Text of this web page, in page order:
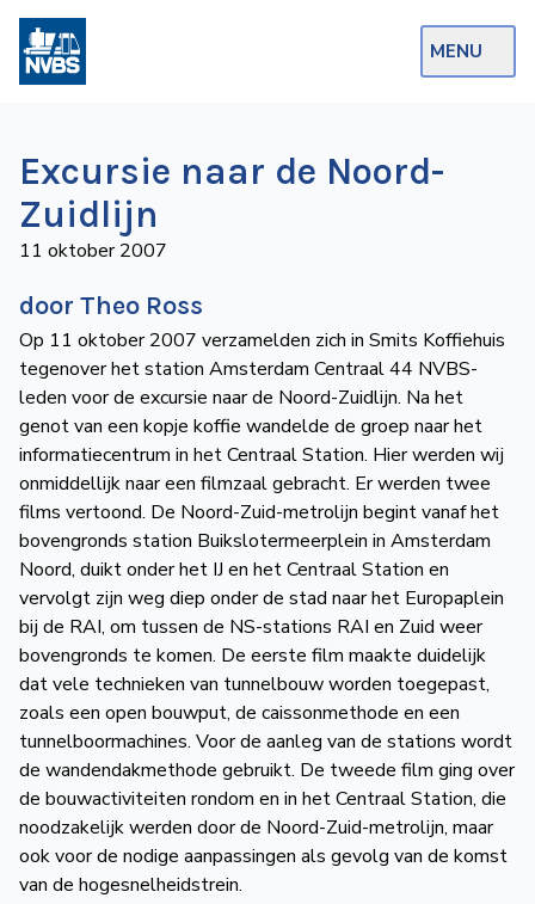
MENU
Op de Rails
NVBS Actueel
Excursies
Actueel
Ons
aanbod
Over
de
NVBS
Wegwijzer
Mijn
NVBS
Excursie naar de Noord-
Zuidlijn
11 oktober 2007
door Theo Ross
Op 11 oktober 2007 verzamelden zich in Smits Koffiehuis
tegenover het station Amsterdam Centraal 44 NVBS-
leden voor de excursie naar de Noord-Zuidlijn. Na het
genot van een kopje koffie wandelde de groep naar het
informatiecentrum in het Centraal Station. Hier werden wij
onmiddellijk naar een filmzaal gebracht. Er werden twee
films vertoond. De Noord-Zuid-metrolijn begint vanaf het
bovengronds station Buikslotermeerplein in Amsterdam
Noord, duikt onder het IJ en het Centraal Station en
vervolgt zijn weg diep onder de stad naar het Europaplein
bij de RAI, om tussen de NS-stations RAI en Zuid weer
bovengronds te komen. De eerste film maakte duidelijk
dat vele technieken van tunnelbouw worden toegepast,
zoals een open bouwput, de caissonmethode en een
tunnelboormachines. Voor de aanleg van de stations wordt
de wandendakmethode gebruikt. De tweede film ging over
de bouwactiviteiten rondom en in het Centraal Station, die
noodzakelijk werden door de Noord-Zuid-metrolijn, maar
ook voor de nodige aanpassingen als gevolg van de komst
van de hogesnelheidstrein.